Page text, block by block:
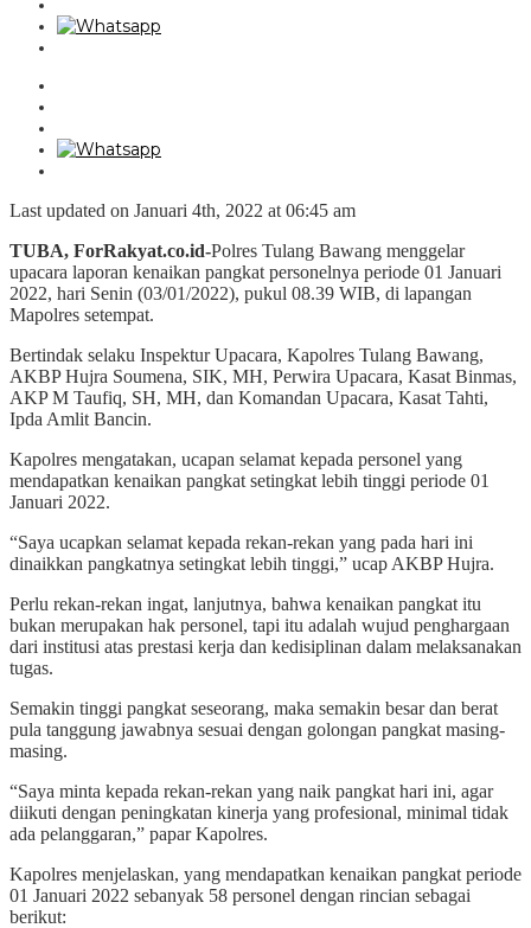
Last updated on Januari 4th, 2022 at 06:45 am
TUBA, ForRakyat.co.id-Polres Tulang Bawang menggelar
upacara laporan kenaikan pangkat personelnya periode 01 Januari
2022, hari Senin (03/01/2022), pukul 08.39 WIB, di lapangan
Mapolres setempat.
Bertindak selaku Inspektur Upacara, Kapolres Tulang Bawang,
AKBP Hujra Soumena, SIK, MH, Perwira Upacara, Kasat Binmas,
AKP M Taufiq, SH, MH, dan Komandan Upacara, Kasat Tahti,
Ipda Amlit Bancin.
Kapolres mengatakan, ucapan selamat kepada personel yang
mendapatkan kenaikan pangkat setingkat lebih tinggi periode 01
Januari 2022.
“Saya ucapkan selamat kepada rekan-rekan yang pada hari ini
dinaikkan pangkatnya setingkat lebih tinggi,” ucap AKBP Hujra.
Perlu rekan-rekan ingat, lanjutnya, bahwa kenaikan pangkat itu
bukan merupakan hak personel, tapi itu adalah wujud penghargaan
dari institusi atas prestasi kerja dan kedisiplinan dalam melaksanakan
tugas.
Semakin tinggi pangkat seseorang, maka semakin besar dan berat
pula tanggung jawabnya sesuai dengan golongan pangkat masing-
masing.
“Saya minta kepada rekan-rekan yang naik pangkat hari ini, agar
diikuti dengan peningkatan kinerja yang profesional, minimal tidak
ada pelanggaran,” papar Kapolres.
Kapolres menjelaskan, yang mendapatkan kenaikan pangkat periode
01 Januari 2022 sebanyak 58 personel dengan rincian sebagai
berikut: